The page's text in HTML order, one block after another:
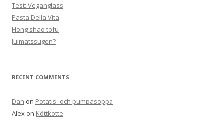
Test: Veganglass
Pasta Della Vita
Hong shao tofu
Julmatssugen?
RECENT COMMENTS
Dan on Potatis- och pumpasoppa
Alex on Köttkotte